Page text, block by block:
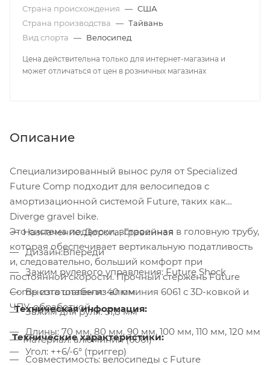
Страна происхождения — США
Страна производства — Тайвань
Вид спорта — Велосипед
Цена действительна только для интернет-магазина и
может отличаться от цен в розничных магазинах
Описание
Специализированный вынос руля от Specialized
Future Comp подходит для велосипедов с
амортизационной системой Future, таких как
Diverge gravel bike.
Это система подвески, встроенная в головную трубу,
которая обеспечивает вертикальную податливость
и, следовательно, больший комфорт при
постоянной скорости. Прочный стержень Future
Comp изготовлен из алюминия 6061 с 3D-ковкой и
ЧПУ-обработкой.
Технические характеристики:
Назначение: Дорога, Гравийная
Дизайн:Впереди
Зажим рулевого управления: Future Shock
Высота штабеля: 40 мм
Зажим для руля: 31,8 мм
Длины: 70 мм, 80 мм, 90 мм, 100 мм, 110 мм, 120 мм
Угол: ++6/-6° (триггер)
Техническая информация:
Материал: алюминий (6061)